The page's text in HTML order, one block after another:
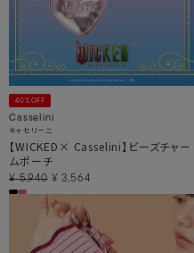
40%OFF
Casselini
キャセリーニ
【WICKED× Casselini】ビーズチャー
ムポーチ
¥ 5,940 ¥ 3,564